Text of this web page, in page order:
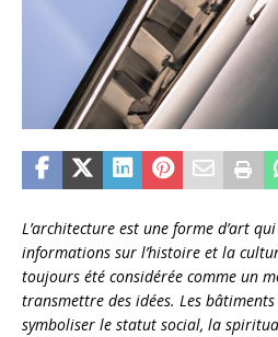
L’architecture est une forme d’art
informations sur l’histoire et la
toujours été considérée comme un
transmettre des idées. Les
symboliser le statut social, la